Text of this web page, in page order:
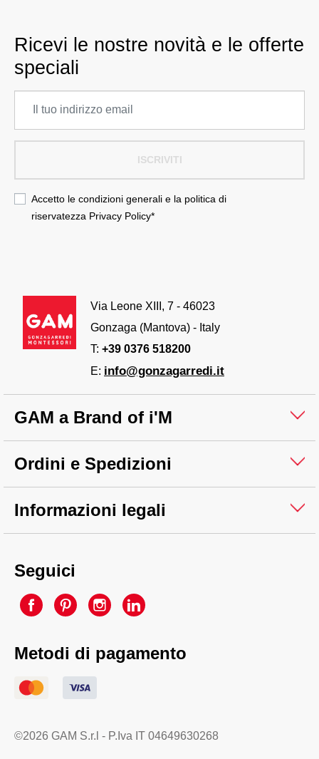
Ricevi le nostre novità e le offerte
speciali
ISCRIVITI
Accetto le condizioni generali e la politica di
riservatezza Privacy Policy*
Via Leone XIII, 7 - 46023
Gonzaga (Mantova) - Italy
T: +39 0376 518200
E: info@gonzagarredi.it
GAM a Brand of i'M
Ordini e Spedizioni
Informazioni legali
Seguici
Metodi di pagamento
©2026 GAM S.r.l - P.Iva IT 04649630268